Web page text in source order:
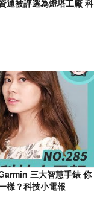
通被評選為燈塔工廠 科
三大智慧手錶 你
樣？科技小電報